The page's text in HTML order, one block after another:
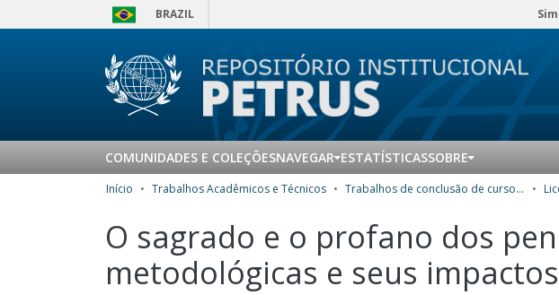
BRAZIL
COMUNIDADES E COLEÇÕESNAVEGAR ESTATÍSTICASSOBRE
Início Trabalhos Acadêmicos e Técnicos Trabalhos de conclusão de curso de Graduação
O sagrado e o profano dos
metodológicas e seus